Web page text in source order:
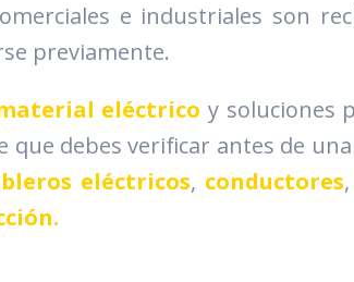
e industriales son
previamente.
eléctrico y soluciones
debes verificar antes de
eléctricos, conductores,